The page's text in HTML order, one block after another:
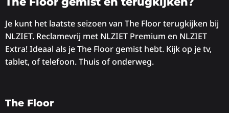
Je kunt het laatste seizoen van The Floor terugkijken bij
NLZIET. Reclamevrij met NLZIET Premium en NLZIET
Extra! Ideaal als je The Floor gemist hebt. Kijk op je tv,
tablet, of telefoon. Thuis of onderweg.
The Floor